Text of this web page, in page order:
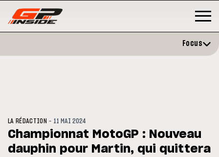
MOTO GP
Focus
LA RÉDACTION - 11 MAI 2024
Championnat MotoGP : Nouveau
dauphin pour Martin, qui quittera